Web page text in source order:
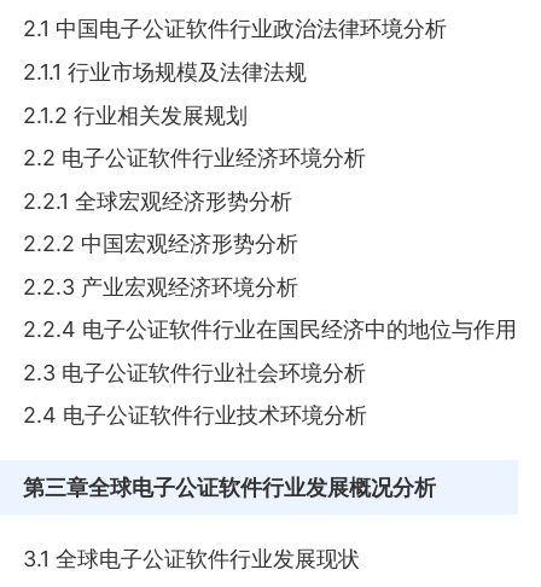
2.1 中国电子公证软件行业政治法律环境分析
2.1.1 行业市场规模及法律法规
2.1.2 行业相关发展规划
2.2 电子公证软件行业经济环境分析
2.2.1 全球宏观经济形势分析
2.2.2 中国宏观经济形势分析
2.2.3 产业宏观经济环境分析
2.2.4 电子公证软件行业在国民经济中的地位与作用
2.3 电子公证软件行业社会环境分析
2.4 电子公证软件行业技术环境分析
第三章全球电子公证软件行业发展概况分析
3.1 全球电子公证软件行业发展现状